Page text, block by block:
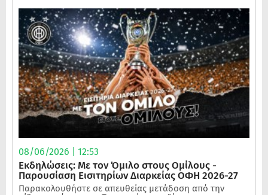
08/06/2026 | 12:53
Εκδηλώσεις: Με τον Όμιλο στους Ομίλους -
Παρουσίαση Εισιτηρίων Διαρκείας ΟΦΗ 2026-27
Παρακολουθήστε σε απευθείας μετάδοση από την